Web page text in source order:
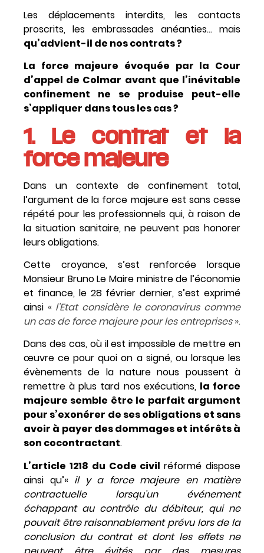
Les déplacements interdits, les contacts
proscrits, les embrassades anéanties… mais
qu’advient-il de nos contrats ?
La force majeure évoquée par la Cour
d’appel de Colmar avant que l’inévitable
confinement ne se produise peut-elle
s’appliquer dans tous les cas ?
1. Le contrat et la
force majeure
Dans un contexte de confinement total,
l’argument de la force majeure est sans cesse
répété pour les professionnels qui, à raison de
la situation sanitaire, ne peuvent pas honorer
leurs obligations.
Cette croyance, s’est renforcée lorsque
Monsieur Bruno Le Maire ministre de l’économie
et finance, le 28 février dernier, s’est exprimé
ainsi « l’Etat considère le coronavirus comme
un cas de force majeure pour les entreprises».
Dans des cas, où il est impossible de mettre en
œuvre ce pour quoi on a signé, ou lorsque les
évènements de la nature nous poussent à
remettre à plus tard nos exécutions, la force
majeure semble être le parfait argument
pour s’exonérer de ses obligations et sans
avoir à payer des dommages et intérêts à
son cocontractant.
L’article 1218 du Code civilréformé dispose
ainsi qu’« il y a force majeure en matière
contractuelle lorsqu’un événement
échappant au contrôle du débiteur, qui ne
pouvait être raisonnablement prévu lors de la
conclusion du contrat et dont les effets ne